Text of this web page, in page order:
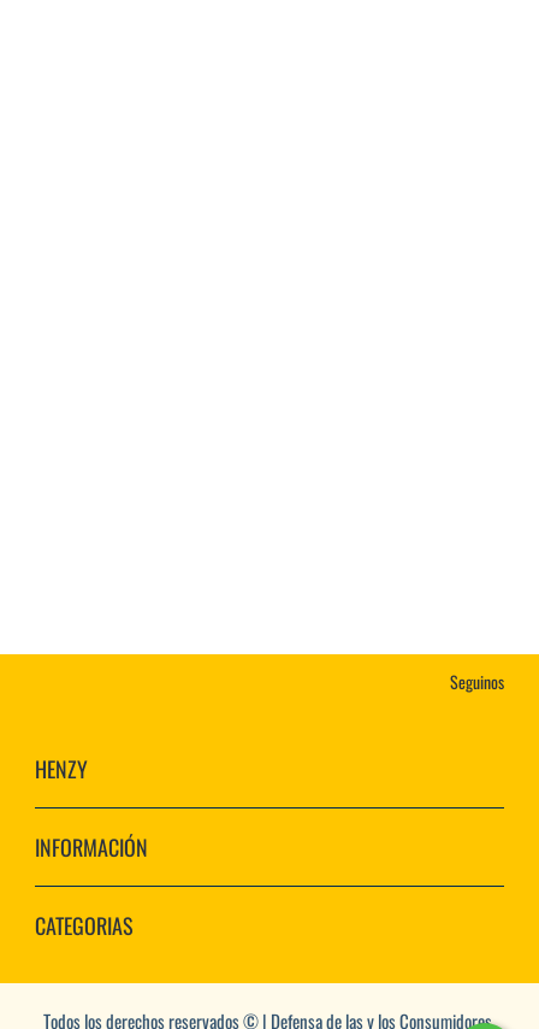
Seguinos
HENZY
INFORMACIÓN
CATEGORIAS
Todos los derechos reservados © | Defensa de las y los Consumidores.